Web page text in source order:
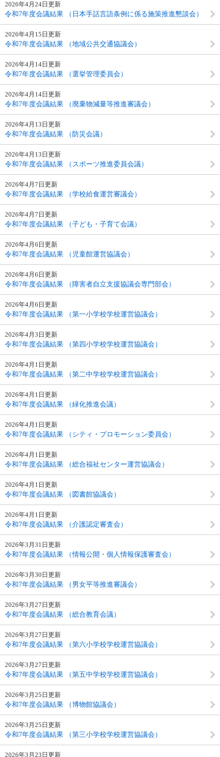
2026年4月24日更新
令和7年度会議結果 （日本手話言語条例に係る施策推進懇談会）
2026年4月15日更新
令和7年度会議結果 （地域公共交通協議会）
2026年4月14日更新
令和7年度会議結果 （選挙管理委員会）
2026年4月14日更新
令和7年度会議結果 （廃棄物減量等推進審議会）
2026年4月13日更新
令和7年度会議結果 （防災会議）
2026年4月13日更新
令和7年度会議結果 （スポーツ推進委員会議）
2026年4月7日更新
令和7年度会議結果 （学校給食運営審議会）
2026年4月7日更新
令和7年度会議結果 （子ども・子育て会議）
2026年4月6日更新
令和7年度会議結果 （児童館運営協議会）
2026年4月6日更新
令和7年度会議結果 （障害者自立支援協議会専門部会）
2026年4月6日更新
令和7年度会議結果 （第一小学校学校運営協議会）
2026年4月3日更新
令和7年度会議結果 （第四小学校学校運営協議会）
2026年4月1日更新
令和7年度会議結果 （第二中学校学校運営協議会）
2026年4月1日更新
令和7年度会議結果 （緑化推進会議）
2026年4月1日更新
令和7年度会議結果 （シティ・プロモーション委員会）
2026年4月1日更新
令和7年度会議結果 （総合福祉センター運営協議会）
2026年4月1日更新
令和7年度会議結果 （図書館協議会）
2026年4月1日更新
令和7年度会議結果 （介護認定審査会）
2026年3月31日更新
令和7年度会議結果 （情報公開・個人情報保護審査会）
2026年3月30日更新
令和7年度会議結果 （男女平等推進審議会）
2026年3月27日更新
令和7年度会議結果 （総合教育会議）
2026年3月27日更新
令和7年度会議結果 （第六小学校学校運営協議会）
2026年3月27日更新
令和7年度会議結果 （第五中学校学校運営協議会）
2026年3月25日更新
令和7年度会議結果 （博物館協議会）
2026年3月25日更新
令和7年度会議結果 （第三小学校学校運営協議会）
2026年3月23日更新